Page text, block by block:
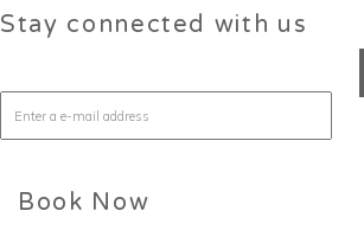
Stay connected with us
Book Now